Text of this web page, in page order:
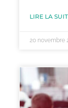
LIRE LA
20 novembre